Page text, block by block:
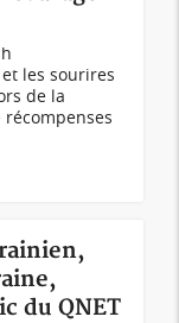
et les sourires
de la
du QNET